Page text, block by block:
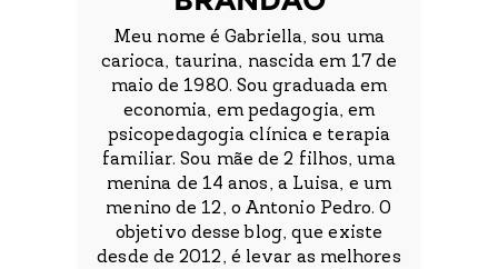
Meu nome é Gabriella, sou uma
carioca, taurina, nascida em 17 de
maio de 1980. Sou graduada em
economia, em pedagogia, em
psicopedagogia clínica e terapia
familiar. Sou mãe de 2 filhos, uma
menina de 14 anos, a Luisa, e um
menino de 12, o Antonio Pedro. O
objetivo desse blog, que existe
desde de 2012, é levar as melhores